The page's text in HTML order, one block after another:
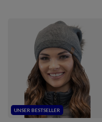
UNSER BESTSELLER